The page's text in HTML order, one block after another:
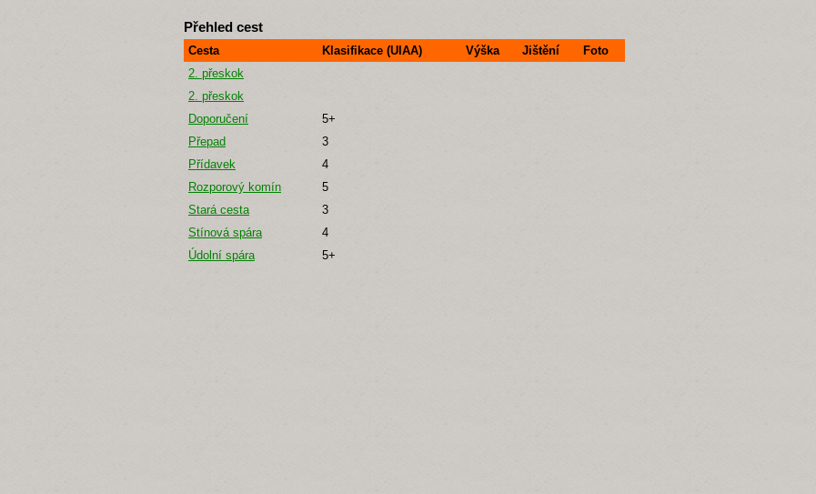
Přehled cest
Cesta Klasifikace (UIAA) Výška Jištění
Foto
2. přeskok
2. přeskok
Doporučení
5+
Přepad
3
Přídavek
4
Rozporový komín
5
Stará cesta
3
Stínová spára
4
Údolní spára
5+